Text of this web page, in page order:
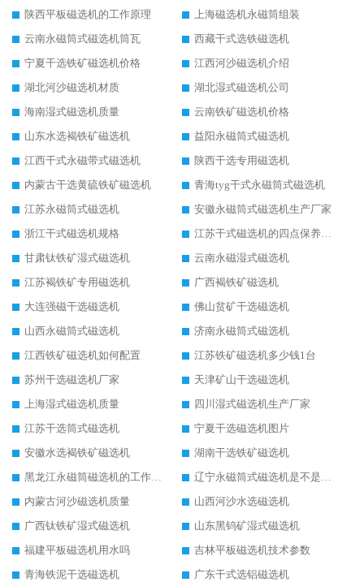
陕西平板磁选机的工作原理
上海磁选机永磁筒组装
云南永磁筒式磁选机筒瓦
西藏干式选铁磁选机
宁夏干选铁矿磁选机价格
江西河沙磁选机介绍
湖北河沙磁选机材质
湖北湿式磁选机公司
海南湿式磁选机质量
云南铁矿磁选机价格
山东水选褐铁矿磁选机
益阳永磁筒式磁选机
江西干式永磁带式磁选机
陕西干选专用磁选机
内蒙古干选黄硫铁矿磁选机
青海tyg干式永磁筒式磁选机
江苏永磁筒式磁选机
安徽永磁筒式磁选机生产厂家
浙江干式磁选机规格
江苏干式磁选机的四点保养秘籍
甘肃钛铁矿湿式磁选机
云南永磁湿式磁选机
江苏褐铁矿专用磁选机
广西褐铁矿磁选机
大连强磁干选磁选机
佛山贫矿干选磁选机
山西永磁筒式磁选机
济南永磁筒式磁选机
江西铁矿磁选机如何配置
江苏铁矿磁选机多少钱1台
苏州干选磁选机厂家
天津矿山干选磁选机
上海湿式磁选机质量
四川湿式磁选机生产厂家
江苏干选筒式磁选机
宁夏干选磁选机图片
安徽水选褐铁矿磁选机
湖南干选铁矿磁选机
黑龙江永磁筒磁选机的工作原理
辽宁永磁筒式磁选机是不是强磁
内蒙古河沙磁选机质量
山西河沙水选磁选机
广西钛铁矿湿式磁选机
山东黑钨矿湿式磁选机
福建平板磁选机用水吗
吉林平板磁选机技术参数
青海铁泥干选磁选机
广东干式选铝磁选机